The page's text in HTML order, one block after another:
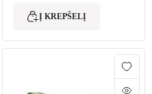
Į KREPŠELĮ